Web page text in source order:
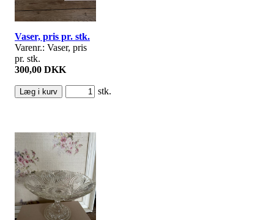
Vaser, pris pr. stk.
Varenr.: Vaser, pris
pr. stk.
300,00 DKK
stk.